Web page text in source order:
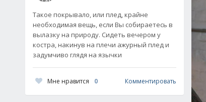
Такое покрывало, или плед, крайне
необходимая вещь, если Вы собираетесь в
вылазку на природу. Сидеть вечером у
костра, накинув на плечи ажурный плед и
задумчиво глядя на язычки
Мне нравится 0 Комментировать